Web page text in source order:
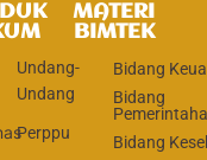
Undang-
Undang
Perppu
MATERI
BIMTEK
Bidang
Bidang
Bidang